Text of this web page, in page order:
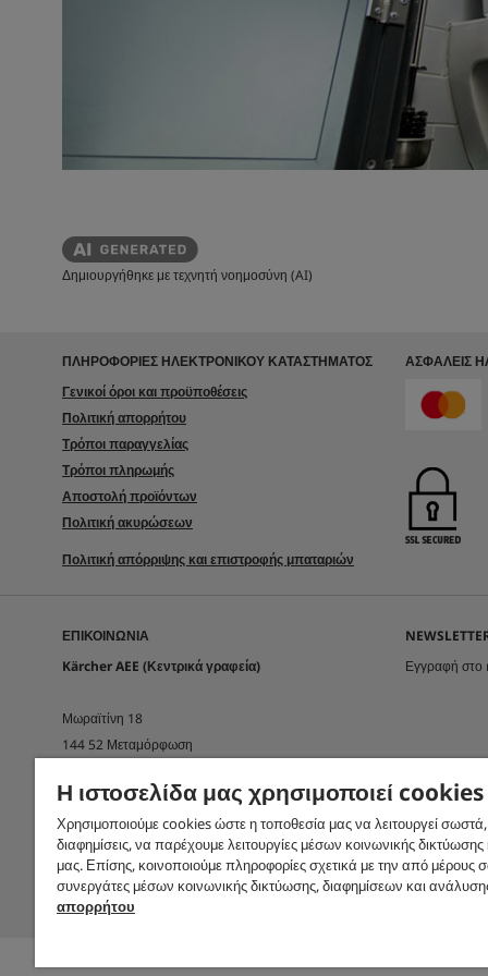
Δημιουργήθηκε με τεχνητή νοημοσύνη (AI)
ΠΛΗΡΟΦΟΡΙΕΣ ΗΛΕΚΤΡΟΝΙΚΟΥ ΚΑΤΑΣΤΗΜΑΤΟΣ
Γενικοί όροι και προϋποθέσεις
Πολιτική απορρήτου
Τρόποι παραγγελίας
Τρόποι πληρωμής
Αποστολή προϊόντων
Πολιτική ακυρώσεων
Πολιτική απόρριψης και επιστροφής μπαταριών
ΑΣΦΑΛΕΊΣ
ΕΠΙΚΟΙΝΩΝΊΑ
Kärcher AEE (Κεντρικά γραφεία)
Μωραϊτίνη 18
144 52 Μεταμόρφωση
Τηλ. κέντρο:210-2316153
E-mail:sales.gr@karcher.com (Πωλήσεις),
customercare.gr@karcher.com (Online shop)
support.gr@karcher.com(Τεχνική υποστήριξη)
Εγγραφή
Η ιστοσελίδα μας χρησιμοποιεί cookies
Χρησιμοποιούμε cookies ώστε η τοποθεσία μας να λειτουργεί
διαφημίσεις, να παρέχουμε λειτουργίες μέσων κοινωνικής
μας. Επίσης, κοινοποιούμε πληροφορίες σχετικά με την από μέρους
συνεργάτες μέσων κοινωνικής δικτύωσης, διαφημίσεων και
απορρήτου